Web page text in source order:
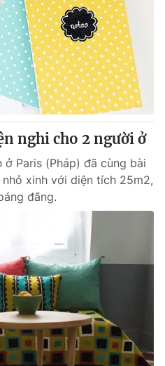
nghi cho 2 người ở
Paris (Pháp) đã cùng bài
xinh với diện tích 25m2,
đãng.